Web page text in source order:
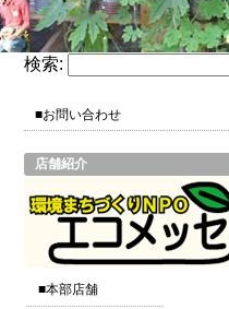
検索:
■お問い合わせ
店舗紹介
■本部店舗